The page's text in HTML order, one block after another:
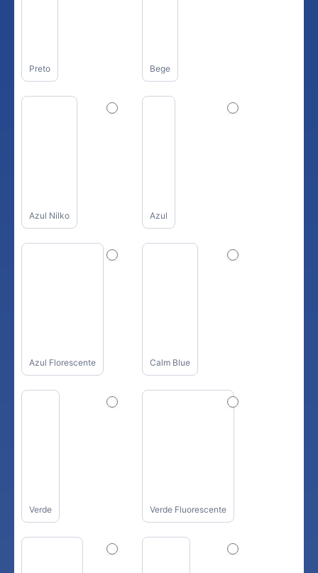
Preto Bege
Azul Nilko Azul
Azul Florescente Calm Blue
Verde Verde Fluorescente